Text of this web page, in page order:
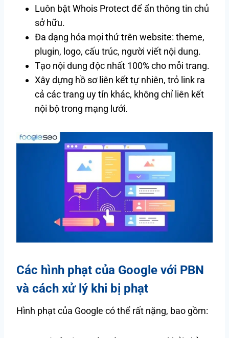
Luôn bật Whois Protect để ẩn thông tin chủ
sở hữu.
Đa dạng hóa mọi thứ trên website: theme,
plugin, logo, cấu trúc, người viết nội dung.
Tạo nội dung độc nhất 100% cho mỗi trang.
Xây dựng hồ sơ liên kết tự nhiên, trỏ link ra
cả các trang uy tín khác, không chỉ liên kết
nội bộ trong mạng lưới.
Các hình phạt của Google với PBN
và cách xử lý khi bị phạt
Hình phạt của Google có thể rất nặng, bao gồm: